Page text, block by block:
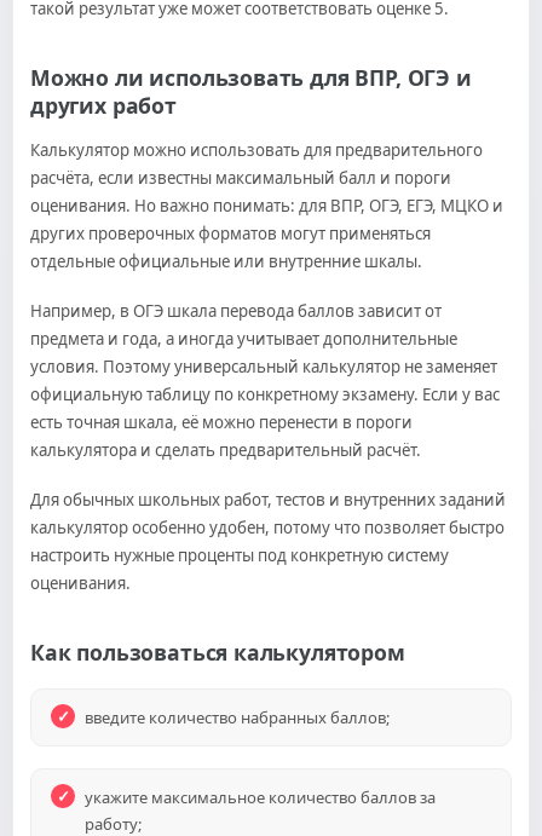
такой результат уже может соответствовать оценке 5.
Можно ли использовать для ВПР, ОГЭ и
других работ
Калькулятор можно использовать для предварительного
расчёта, если известны максимальный балл и пороги
оценивания. Но важно понимать: для ВПР, ОГЭ, ЕГЭ, МЦКО и
других проверочных форматов могут применяться
отдельные официальные или внутренние шкалы.
Например, в ОГЭ шкала перевода баллов зависит от
предмета и года, а иногда учитывает дополнительные
условия. Поэтому универсальный калькулятор не заменяет
официальную таблицу по конкретному экзамену. Если у вас
есть точная шкала, её можно перенести в пороги
калькулятора и сделать предварительный расчёт.
Для обычных школьных работ, тестов и внутренних заданий
калькулятор особенно удобен, потому что позволяет быстро
настроить нужные проценты под конкретную систему
оценивания.
Как пользоваться калькулятором
введите количество набранных баллов;
укажите максимальное количество баллов за
работу;